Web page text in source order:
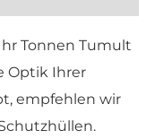
Tonnen Tumult
Optik Ihrer
empfehlen wir